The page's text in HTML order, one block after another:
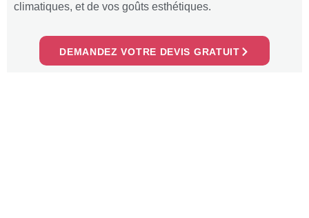
climatiques, et de vos goûts esthétiques.
DEMANDEZ VOTRE DEVIS GRATUIT